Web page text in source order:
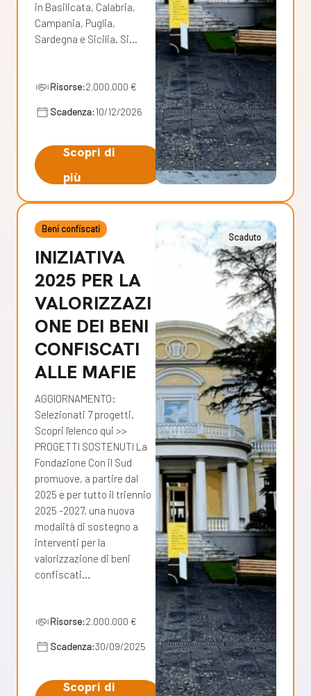
in Basilicata, Calabria,
Campania, Puglia,
Sardegna e Sicilia. Si…
Risorse:2.000.000 €
Scadenza:10/12/2026
Scopri di
più
Beni confiscati
INIZIATIVA
2025 PER LA
VALORIZZAZI
ONE DEI BENI
CONFISCATI
ALLE MAFIE
AGGIORNAMENTO:
Selezionati 7 progetti.
Scopri l'elenco qui >>
PROGETTI SOSTENUTI La
Fondazione Con il Sud
promuove, a partire dal
2025 e per tutto il triennio
2025 -2027, una nuova
modalità di sostegno a
interventi per la
valorizzazione di beni
confiscati…
Risorse:2.000.000 €
Scadenza:30/09/2025
Scopri di
Scaduto